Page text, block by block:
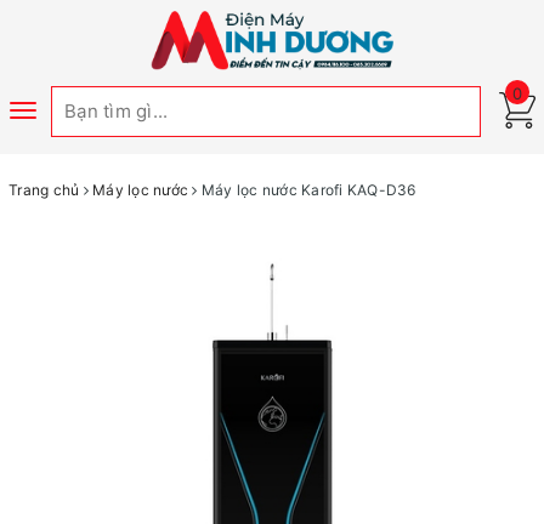
Toggle
0
Trang chủ Máy lọc nước Máy lọc nước Karofi KAQ-D36